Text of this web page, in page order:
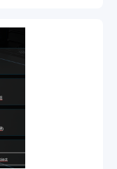
数据统计分析等功
营。系统兼顾流畅
剧内容平台提供从